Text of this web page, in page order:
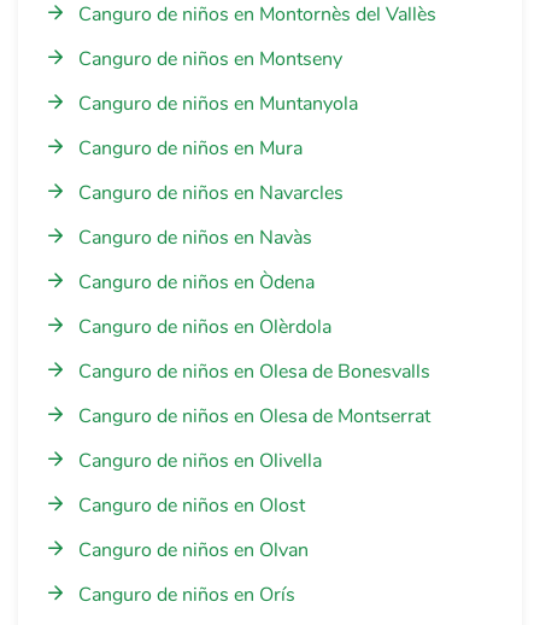
Canguro de niños en Montornès del Vallès
Canguro de niños en Montseny
Canguro de niños en Muntanyola
Canguro de niños en Mura
Canguro de niños en Navarcles
Canguro de niños en Navàs
Canguro de niños en Òdena
Canguro de niños en Olèrdola
Canguro de niños en Olesa de Bonesvalls
Canguro de niños en Olesa de Montserrat
Canguro de niños en Olivella
Canguro de niños en Olost
Canguro de niños en Olvan
Canguro de niños en Orís